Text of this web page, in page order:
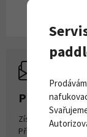
PŘIHLASTE
Získejte přehled o
Přihlašte se k